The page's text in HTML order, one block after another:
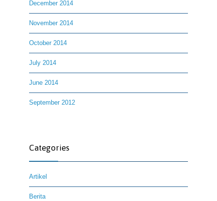
December 2014
November 2014
October 2014
July 2014
June 2014
September 2012
Categories
Artikel
Berita